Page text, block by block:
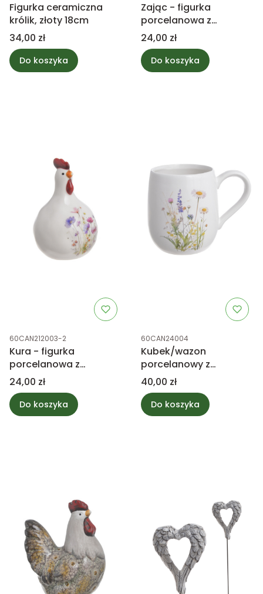
Figurka ceramiczna
królik, złoty 18cm
Cena
34,00 zł
Do koszyka
Zając - figurka
porcelanowa z
kwiatkami
Cena
24,00 zł
Do koszyka
Kod produktu
60CAN212003-2
Kura - figurka
porcelanowa z
kwiatkami 10,5cm
Cena
24,00 zł
Do koszyka
Kod produktu
60CAN24004
Kubek/wazon
porcelanowy z
kwiatkami 11,2cm
Cena
40,00 zł
Do koszyka